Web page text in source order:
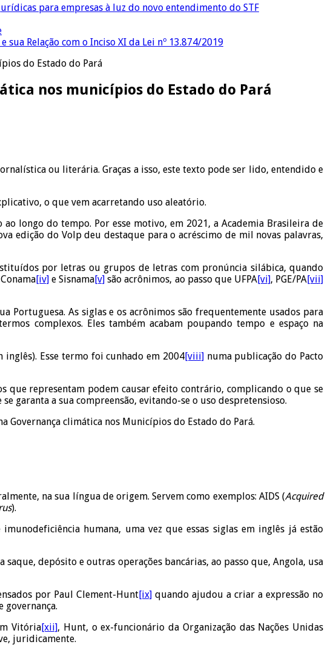
para empresas à luz do novo entendimento do STF
Relação com o Inciso XI da Lei nº 13.874/2019
do Estado do Pará
nos municípios do Estado do Pará
ou literária. Graças a isso, este texto pode ser lido, entendido e
o que vem acarretando uso aleatório.
longo do tempo. Por esse motivo, em 2021, a Academia Brasileira de
edição do Volp deu destaque para o acréscimo de mil novas palavras,
por letras ou grupos de letras com pronúncia silábica, quando
[iv]e Sisnama[v] são acrônimos, ao passo que UFPA[vi], PGE/PA[vii]
Portuguesa. As siglas e os acrônimos são frequentemente usados para
complexos. Eles também acabam poupando tempo e espaço na
inglês). Esse termo foi cunhado em 2004[viii]numa publicação do Pacto
que representam podem causar efeito contrário, complicando o que se
garanta a sua compreensão, evitando-se o uso despretensioso.
Governança climática nos Municípios do Estado do Pará.
na sua língua de origem. Servem como exemplos: AIDS (Acquired
).
humana, uma vez que essas siglas em inglês já estão
depósito e outras operações bancárias, ao passo que, Angola, usa
por Paul Clement-Hunt[ix]quando ajudou a criar a expressão no
governança.
Vitória[xii], Hunt, o ex-funcionário da Organização das Nações Unidas
juridicamente.